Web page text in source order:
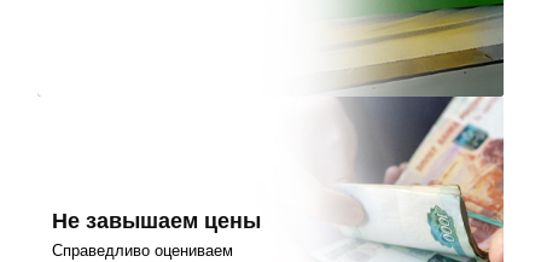
Не завышаем цены
Справедливо оцениваем